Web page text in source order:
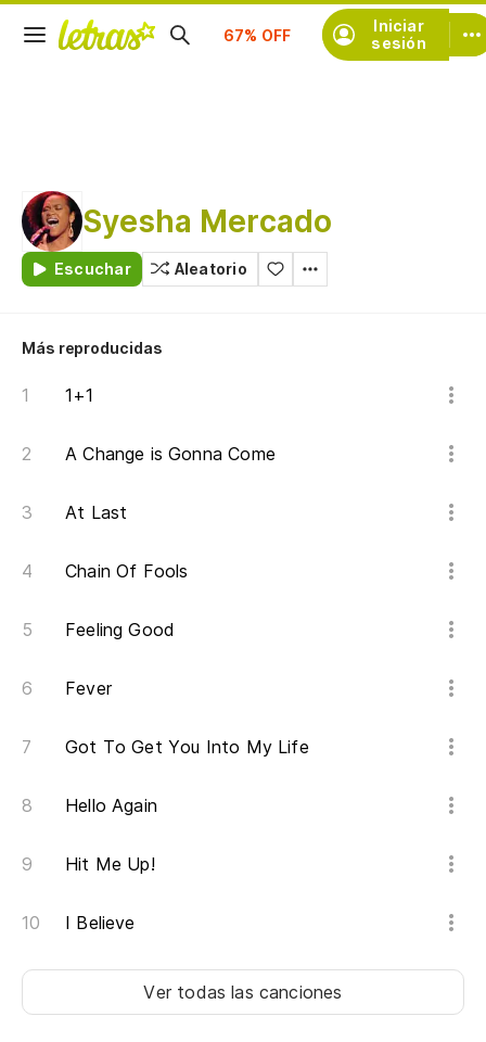
Iniciar
sesión
Syesha Mercado
Escuchar Aleatorio
Más reproducidas
1+1
A Change is Gonna Come
At Last
Chain Of Fools
Feeling Good
Fever
Got To Get You Into My Life
Hello Again
Hit Me Up!
I Believe
Ver todas las canciones